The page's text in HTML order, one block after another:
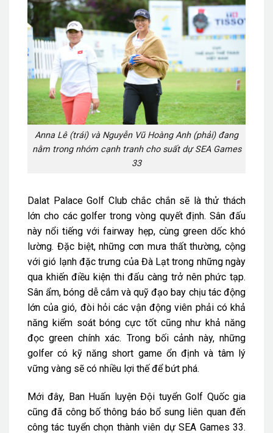
Anna Lê (trái) và Nguyễn Vũ Hoàng Anh (phải) đang
nằm trong nhóm cạnh tranh cho suất dự SEA Games
33
Dalat Palace Golf Club chắc chắn sẽ là thử thách
lớn cho các golfer trong vòng quyết định. Sân đấu
này nổi tiếng với fairway hẹp, cùng green dốc khó
lường. Đặc biệt, những cơn mưa thất thường, cộng
với gió lạnh đặc trưng của Đà Lạt trong những ngày
qua khiến điều kiện thi đấu càng trở nên phức tạp.
Sân ẩm, bóng dễ cắm và quỹ đạo bay chịu tác động
lớn của gió, đòi hỏi các vận động viên phải có khả
năng kiểm soát bóng cực tốt cũng như khả năng
đọc green chính xác. Trong bối cảnh này, những
golfer có kỹ năng short game ổn định và tâm lý
vững vàng sẽ có nhiều lợi thế để bứt phá.
Mới đây, Ban Huấn luyện Đội tuyển Golf Quốc gia
cũng đã công bố thông báo bổ sung liên quan đến
công tác tuyển chọn thành viên dự SEA Games 33.